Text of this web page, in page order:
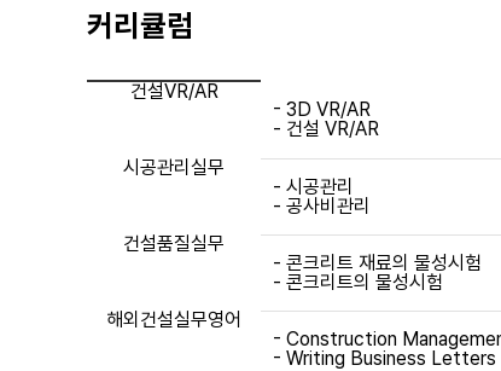
커리큘럼
스마트건설관리 - 학과소개 - 교과
건설VR/AR
- 3D VR/AR
- 건설 VR/AR
시공관리실무
- 시공관리
- 공사비관리
건설품질실무
- 콘크리트 재료의 물성시험
- 콘크리트의 물성시험
해외건설실무영어
- Construction
- Writing Business Letters